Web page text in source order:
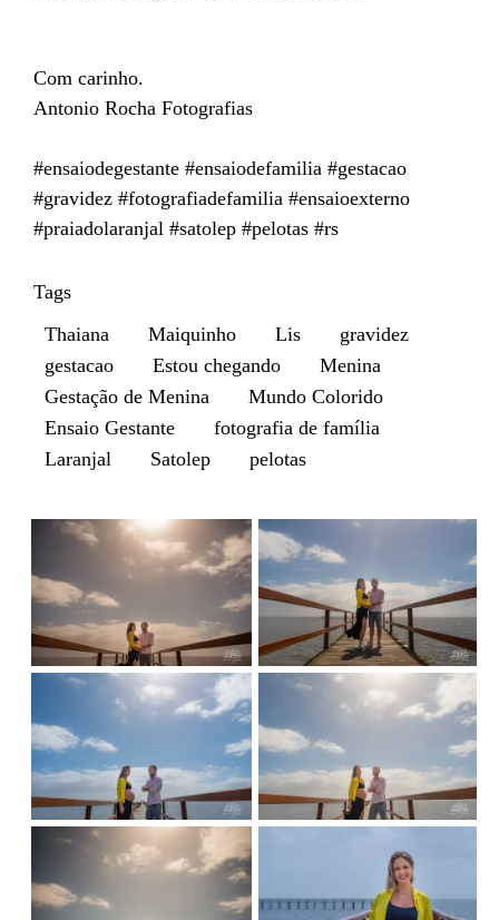
Com carinho.
Antonio Rocha Fotografias
#ensaiodegestante #ensaiodefamilia #gestacao
#gravidez #fotografiadefamilia #ensaioexterno
#praiadolaranjal #satolep #pelotas #rs
Tags
Thaiana
Maiquinho Lis
gravidez
gestacao
Estou chegando
Menina
Gestação de Menina
Mundo Colorido
Ensaio Gestante
fotografia de família
Laranjal
Satolep pelotas